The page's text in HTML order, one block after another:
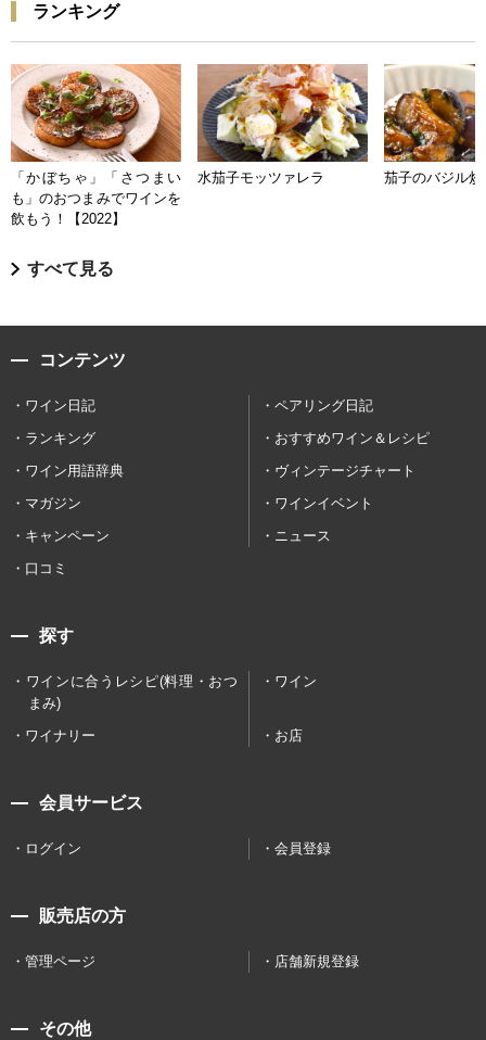
ランキング
「かぼちゃ」「さつまい
も」のおつまみでワインを
飲もう！【2022】
水茄子モッツァレラ 茄子のバジル炒
すべて見る
コンテンツ
ワイン日記
ペアリング日記
ランキング
おすすめワイン＆レシピ
ワイン用語辞典
ヴィンテージチャート
マガジン
ワインイベント
キャンペーン
ニュース
口コミ
探す
ワインに合うレシピ(料理・おつ
まみ)
ワイン
ワイナリー お店
会員サービス
ログイン 会員登録
販売店の方
管理ページ 店舗新規登録
その他